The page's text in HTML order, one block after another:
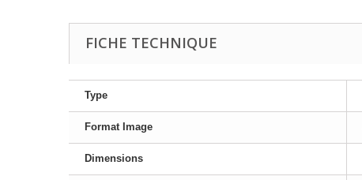
FICHE TECHNIQUE
Type
Format Image
Dimensions